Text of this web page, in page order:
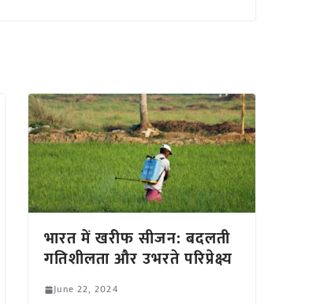
भारत में खरीफ सीजन: बदलती
गतिशीलता और उभरते परिप्रेक्ष्य
June 22, 2024